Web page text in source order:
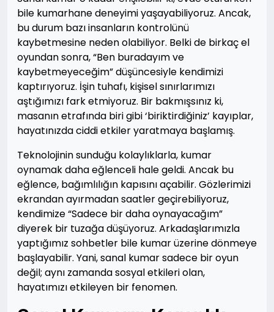
bile kumarhane deneyimi yaşayabiliyoruz. Ancak,
bu durum bazı insanların kontrolünü
kaybetmesine neden olabiliyor. Belki de birkaç el
oyundan sonra, “Ben buradayım ve
kaybetmeyeceğim” düşüncesiyle kendimizi
kaptırıyoruz. İşin tuhafı, kişisel sınırlarımızı
aştığımızı fark etmiyoruz. Bir bakmışsınız ki,
masanın etrafında biri gibi ‘biriktirdiğiniz’ kayıplar,
hayatınızda ciddi etkiler yaratmaya başlamış.
Teknolojinin sunduğu kolaylıklarla, kumar
oynamak daha eğlenceli hale geldi. Ancak bu
eğlence, bağımlılığın kapısını açabilir. Gözlerimizi
ekrandan ayırmadan saatler geçirebiliyoruz,
kendimize “Sadece bir daha oynayacağım”
diyerek bir tuzağa düşüyoruz. Arkadaşlarımızla
yaptığımız sohbetler bile kumar üzerine dönmeye
başlayabilir. Yani, sanal kumar sadece bir oyun
değil; aynı zamanda sosyal etkileri olan,
hayatımızı etkileyen bir fenomen.